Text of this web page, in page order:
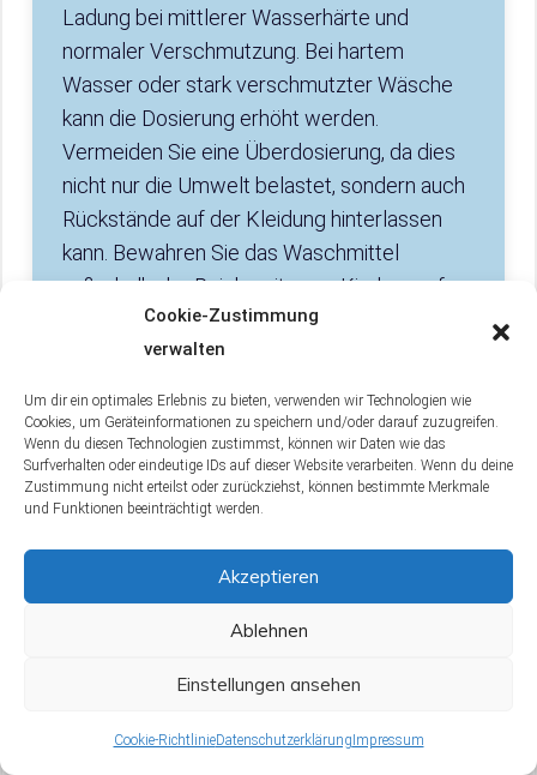
Cookie-Zustimmung
verwalten
Um dir ein optimales Erlebnis zu bieten, verwenden wir Technologien wie
Cookies, um Geräteinformationen zu speichern und/oder darauf zuzugreifen.
Wenn du diesen Technologien zustimmst, können wir Daten wie das
Surfverhalten oder eindeutige IDs auf dieser Website verarbeiten. Wenn du deine
Zustimmung nicht erteilst oder zurückziehst, können bestimmte Merkmale
und Funktionen beeinträchtigt werden.
Akzeptieren
Ablehnen
Einstellungen ansehen
Cookie-RichtlinieDatenschutzerklärung Impressum
Ladung bei mittlerer Wasserhärte und
normaler Verschmutzung. Bei hartem
Wasser oder stark verschmutzter Wäsche
kann die Dosierung erhöht werden.
Vermeiden Sie eine Überdosierung, da dies
nicht nur die Umwelt belastet, sondern auch
Rückstände auf der Kleidung hinterlassen
kann. Bewahren Sie das Waschmittel
außerhalb der Reichweite von Kindern auf
und vermeiden Sie den Kontakt mit den
Was bietet Aldi Süd in Bezug auf
Kundenservice und Support für Tandil
Aldi Süd bietet einen umfangreichen
Kundenservice und Support für alle seine
Wenn Sie Fragen oder Bedenken bezüglich